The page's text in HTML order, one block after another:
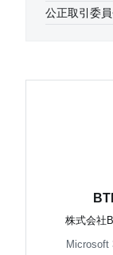
公正取引委
株式会社
Microsoft